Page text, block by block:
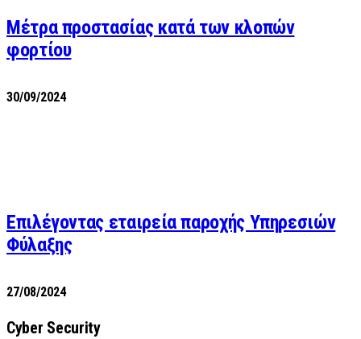
Μέτρα προστασίας κατά των κλοπών
φορτίου
30/09/2024
Επιλέγοντας εταιρεία παροχής Υπηρεσιών
Φύλαξης
27/08/2024
Cyber Security